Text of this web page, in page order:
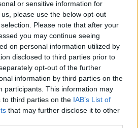
or sensitive information for
please use the below opt-out
Please note that after your
you may continue seeing
on personal information utilized by
disclosed to third parties prior to
opt-out of the further
information by third parties on the
participants. This information may
to third parties on the IAB’s List of
that may further disclose it to other
par le nez, en gonflant le ventre puis
par la bouche, en laissant tout
de respirations rapides, puis
plus calme.
consciente : gérer